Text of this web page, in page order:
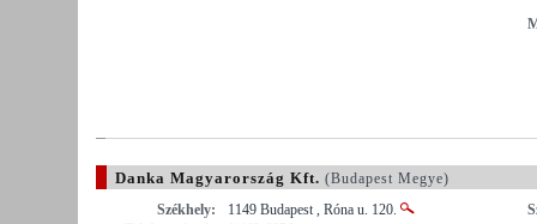
Danka Magyarország Kft. (Budapest Megye)
Székhely:
1149 Budapest , Róna u. 120.